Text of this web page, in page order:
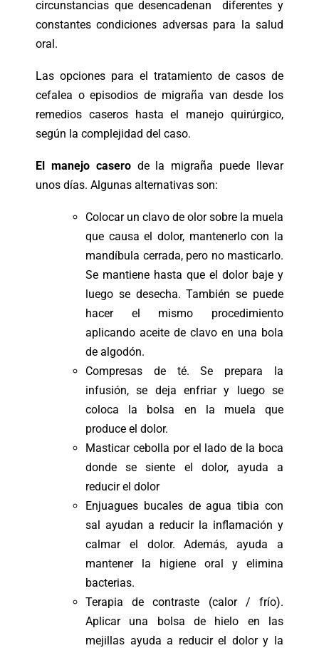
circunstancias que desencadenan diferentes y
constantes condiciones adversas para la salud
oral.
Las opciones para el tratamiento de casos de
cefalea o episodios de migraña van desde los
remedios caseros hasta el manejo quirúrgico,
según la complejidad del caso.
El manejo caserode la migraña puede llevar
unos días. Algunas alternativas son:
Colocar un clavo de olor sobre la muela
que causa el dolor, mantenerlo con la
mandíbula cerrada, pero no masticarlo.
Se mantiene hasta que el dolor baje y
luego se desecha. También se puede
hacer el mismo procedimiento
aplicando aceite de clavo en una bola
de algodón.
Compresas de té. Se prepara la
infusión, se deja enfriar y luego se
coloca la bolsa en la muela que
produce el dolor.
Masticar cebolla por el lado de la boca
donde se siente el dolor, ayuda a
reducir el dolor
Enjuagues bucales de agua tibia con
sal ayudan a reducir la inflamación y
calmar el dolor. Además, ayuda a
mantener la higiene oral y elimina
bacterias.
Terapia de contraste (calor / frío).
Aplicar una bolsa de hielo en las
mejillas ayuda a reducir el dolor y la